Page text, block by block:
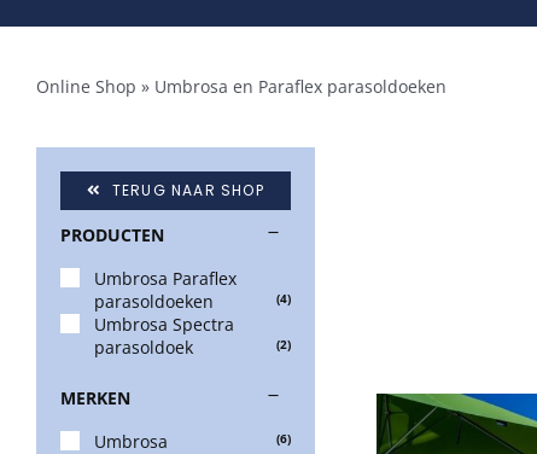
Online Shop » Umbrosa en Paraflex parasoldoeken
TERUG NAAR SHOP
PRODUCTEN
Umbrosa Paraflex
parasoldoeken
(4)
Umbrosa Spectra
parasoldoek
(2)
MERKEN
Umbrosa
(6)